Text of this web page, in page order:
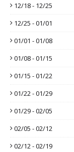
12/18 - 12/25
12/25 - 01/01
01/01 - 01/08
01/08 - 01/15
01/15 - 01/22
01/22 - 01/29
01/29 - 02/05
02/05 - 02/12
02/12 - 02/19